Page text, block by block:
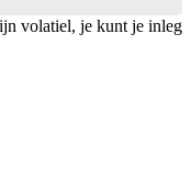
volatiel, je kunt je inleg